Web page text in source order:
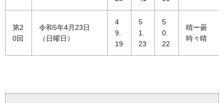
第2
0回
令和5年4月23日
（日曜日）
4
9.
19
5
1.
23
5
0.
22
晴ー曇
時々晴